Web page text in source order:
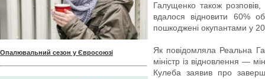
Опалювальний сезон у Євросоюзі
Галущенко також
вдалося відновити 60%
пошкоджені окупантами у
Як повідомляла Реальна
міністр із відновлення —
Кулеба заявив про